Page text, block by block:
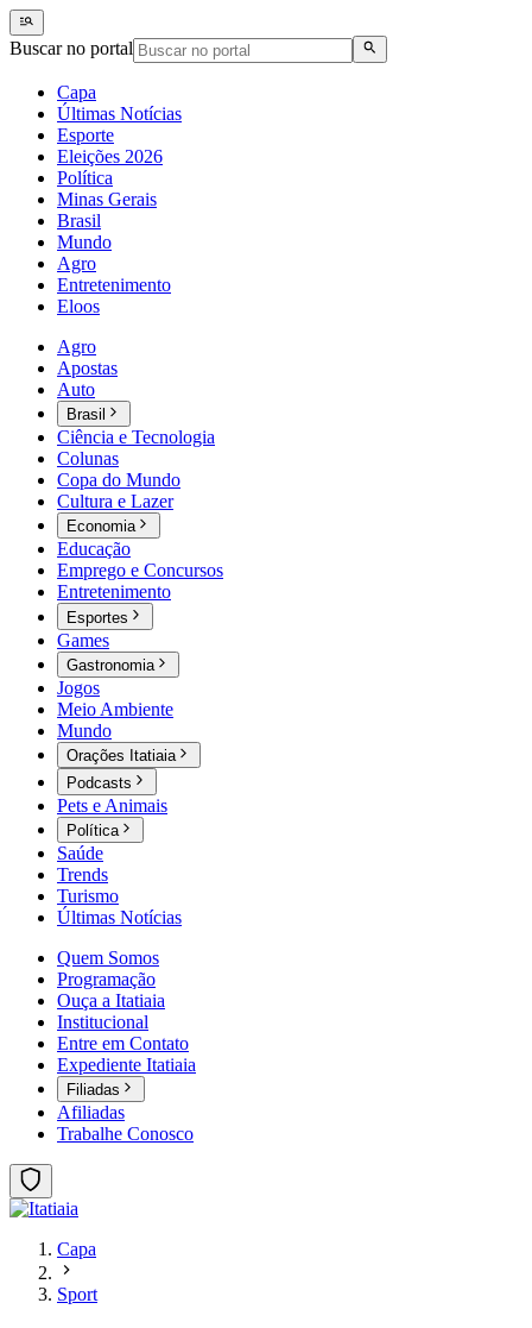
Buscar no portal
Capa
Últimas Notícias
Esporte
Eleições 2026
Política
Minas Gerais
Brasil
Mundo
Agro
Entretenimento
Eloos
Agro
Apostas
Auto
Brasil
Ciência e Tecnologia
Colunas
Copa do Mundo
Cultura e Lazer
Economia
Educação
Emprego e Concursos
Entretenimento
Esportes
Games
Gastronomia
Jogos
Meio Ambiente
Mundo
Orações Itatiaia
Podcasts
Pets e Animais
Política
Saúde
Trends
Turismo
Últimas Notícias
Quem Somos
Programação
Ouça a Itatiaia
Institucional
Entre em Contato
Expediente Itatiaia
Filiadas
Afiliadas
Trabalhe Conosco
Capa
Sport